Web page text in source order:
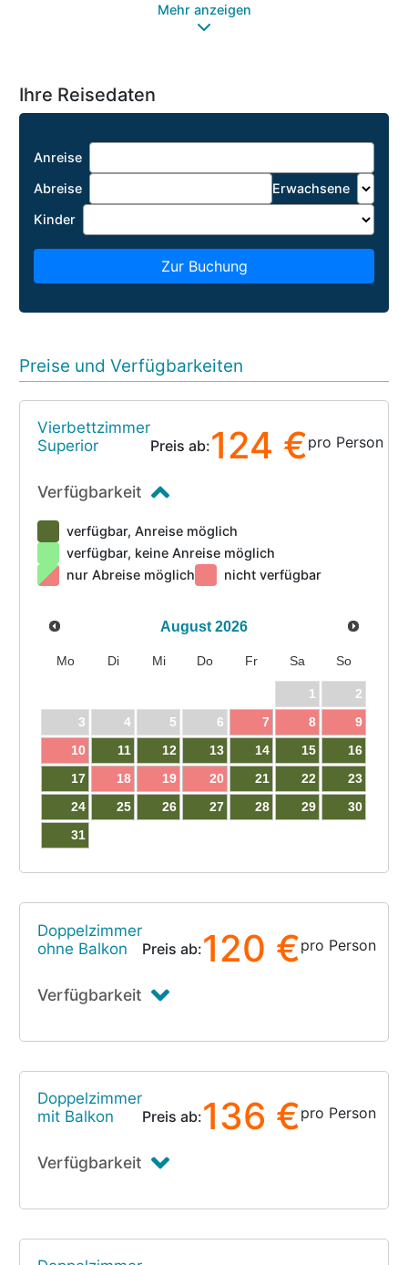
Mehr anzeigen
Ihre Reisedaten
Anreise
Abreise
Erwachsene
Kinder
Zur Buchung
Preise und Verfügbarkeiten
Vierbettzimmer
Superior
Preis ab:124 €pro Person
Verfügbarkeit
verfügbar, Anreise möglich
verfügbar, keine Anreise möglich
nur Abreise möglich
nicht verfügbar
August 2026
Mo Di Mi Do Fr Sa So
1
2
3
4 5 6 7 8
9
10
11 12 13 14 15
16
17
18 19 20 21 22
23
24
25 26 27 28 29
30
31
Doppelzimmer
ohne Balkon
Preis ab:120 €pro Person
Verfügbarkeit
Doppelzimmer
mit Balkon
Preis ab:136 €pro Person
Verfügbarkeit